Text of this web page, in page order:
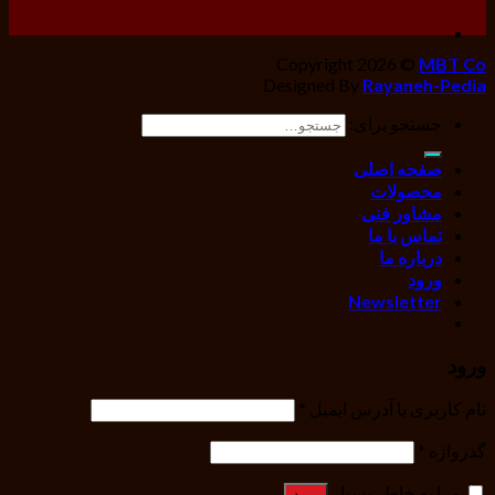
Copyright 2026 © MBT Co
Designed By Rayaneh-Pedia
جستجو برای:
صفحه اصلی
محصولات
مشاور فنی
تماس با ما
درباره ما
ورود
Newsletter
ورود
نام کاربری یا آدرس ایمیل
*
گذرواژه *